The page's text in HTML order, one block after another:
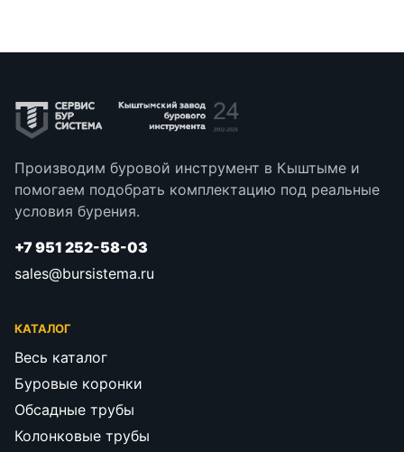
Производим буровой инструмент в Кыштыме и
помогаем подобрать комплектацию под реальные
условия бурения.
+7 951 252-58-03
sales@bursistema.ru
КАТАЛОГ
Весь каталог
Буровые коронки
Обсадные трубы
Колонковые трубы